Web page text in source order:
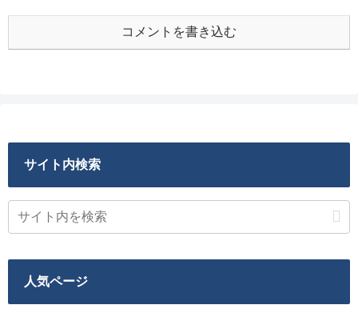
コメントを書き込む
サイト内検索
人気ページ